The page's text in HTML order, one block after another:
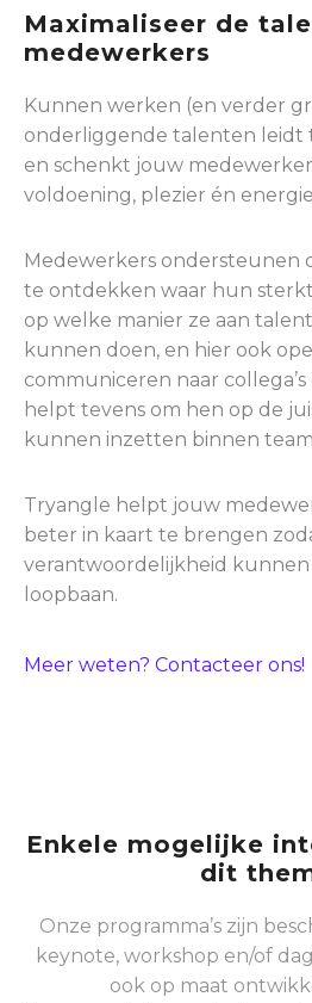
Maximaliseer de
medewerkers
Kunnen werken (en verder
onderliggende talenten leidt
en schenkt jouw
voldoening, plezier én
Medewerkers ondersteunen
te ontdekken waar hun
op welke manier ze aan
kunnen doen, en hier ook
communiceren naar
helpt tevens om hen op de
kunnen inzetten binnen
Tryangle helpt jouw
beter in kaart te brengen
verantwoordelijkheid
loopbaan.
Meer weten? Contacteer ons!
Enkele mogelijke
dit
Onze programma’s zijn
keynote, workshop en/of
ook op maat